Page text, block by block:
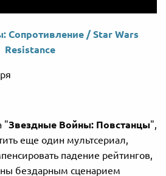
Сопротивление / Star Wars
Resistance
"Звездные Войны: Повстанцы",
еще один мультсериал,
падение рейтингов,
бездарным сценарием